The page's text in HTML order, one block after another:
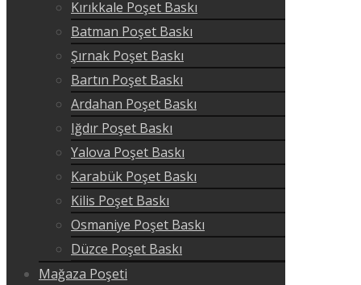
Kırıkkale Poşet Baskı
Batman Poşet Baskı
Şırnak Poşet Baskı
Bartın Poşet Baskı
Ardahan Poşet Baskı
Iğdır Poşet Baskı
Yalova Poşet Baskı
Karabük Poşet Baskı
Kilis Poşet Baskı
Osmaniye Poşet Baskı
Düzce Poşet Baskı
Mağaza Poşeti